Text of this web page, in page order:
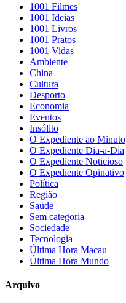
1001 Filmes
1001 Ideias
1001 Livros
1001 Pratos
1001 Vidas
Ambiente
China
Cultura
Desporto
Economia
Eventos
Insólito
O Expediente ao Minuto
O Expediente Dia-a-Dia
O Expediente Noticioso
O Expediente Opinativo
Política
Região
Saúde
Sem categoria
Sociedade
Tecnologia
Última Hora Macau
Última Hora Mundo
Arquivo